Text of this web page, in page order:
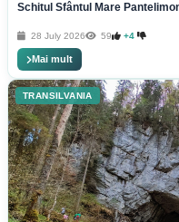
Schitul Sfântul Mare
28 July 2026 59 +4
Mai mult
TRANSILVANIA